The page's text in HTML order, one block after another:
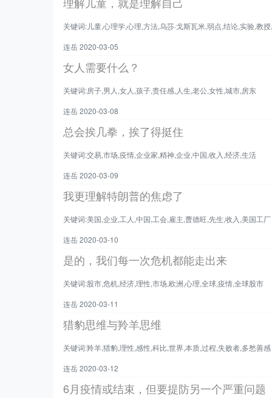
关键词:儿童,心理学,心理,方法,乌莎·戈斯瓦米,弱点,结论,实验,教
连岳 2020-03-05
女人需要什么？
关键词:房子,男人,女人,孩子,责任感,人生,老公,女性,城市,房东
连岳 2020-03-08
总会挨几拳，挨了得挺住
关键词:交易,市场,疫情,企业家,精神,企业,中国,收入,经济,生活
连岳 2020-03-09
我更理解特朗普的焦虑了
关键词:美国,企业,工人,中国,工会,雇主,曹德旺,先生,收入,美国工厂
连岳 2020-03-10
是的，我们每一次危机都能走出来
关键词:股市,危机,经济,理性,市场,欧洲,心理,全球,疫情,全球股市
连岳 2020-03-11
猎豹思维与羚羊思维
关键词:羚羊,猎豹,理性,感性,科比,世界,本质,过程,失败者,多愁善感
连岳 2020-03-12
6月疫情或结束，但要提防另一个严重问题